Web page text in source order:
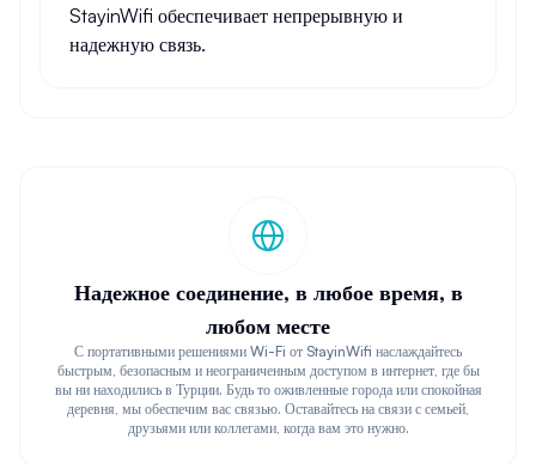
StayinWifi обеспечивает непрерывную и
надежную связь.
Надежное соединение, в любое время, в
любом месте
С портативными решениями Wi-Fi от StayinWifi наслаждайтесь
быстрым, безопасным и неограниченным доступом в интернет, где бы
вы ни находились в Турции. Будь то оживленные города или спокойная
деревня, мы обеспечим вас связью. Оставайтесь на связи с семьей,
друзьями или коллегами, когда вам это нужно.